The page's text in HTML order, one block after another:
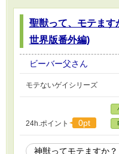
聖獣って、モテます
世界版番外編)
ビーバー父さん
モテないゲイシリーズ
24h.ポイント 0pt
神獣ってモテますか？